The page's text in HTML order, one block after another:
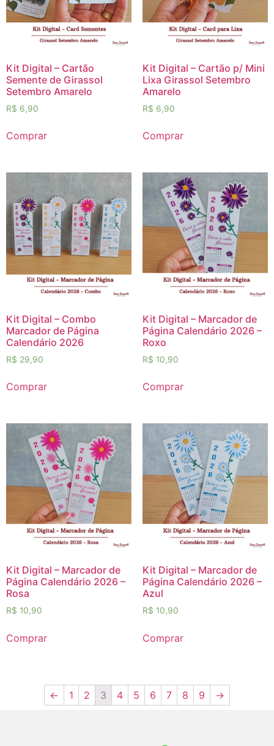
Kit Digital – Cartão
Semente de Girassol
Setembro Amarelo
R$ 6,90
Comprar
Kit Digital – Cartão p/ Mini
Lixa Girassol Setembro
Amarelo
R$ 6,90
Comprar
Kit Digital – Combo
Marcador de Página
Calendário 2026
R$ 29,90
Comprar
Kit Digital – Marcador de
Página Calendário 2026 –
Roxo
R$ 10,90
Comprar
Kit Digital – Marcador de
Página Calendário 2026 –
Rosa
R$ 10,90
Comprar
Kit Digital – Marcador de
Página Calendário 2026 –
Azul
R$ 10,90
Comprar
← 1 2 3 4 5 6 7 8 9 →